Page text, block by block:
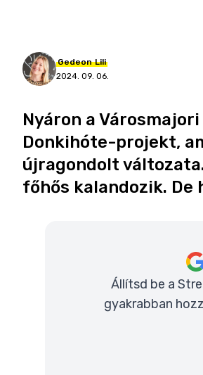
Gedeon Lili
2024. 09. 06.
Nyáron a
Donkihóte-projekt,
újragondolt
főhős kalandozik. De
Állítsd be a
gyakrabban